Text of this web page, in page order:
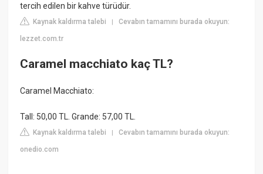
tercih edilen bir kahve türüdür.
Kaynak kaldırma talebi |Cevabın tamamını burada okuyun:
lezzet.com.tr
Caramel macchiato kaç TL?
Caramel Macchiato:
Tall: 50,00 TL. Grande: 57,00 TL.
Kaynak kaldırma talebi |Cevabın tamamını burada okuyun:
onedio.com